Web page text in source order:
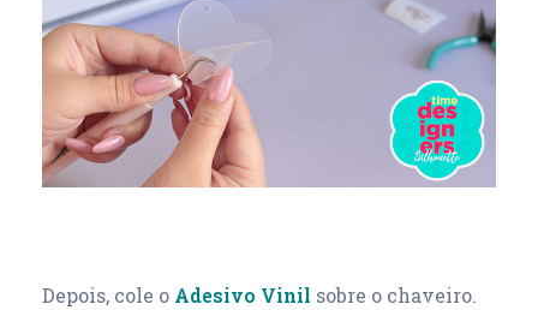
Depois, cole o Adesivo Vinil sobre o chaveiro.